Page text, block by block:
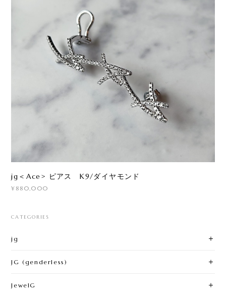
jg＜Ace> ピアス K9/ダイヤモンド
¥880,000
CATEGORIES
jg
JG (genderless)
JewelG